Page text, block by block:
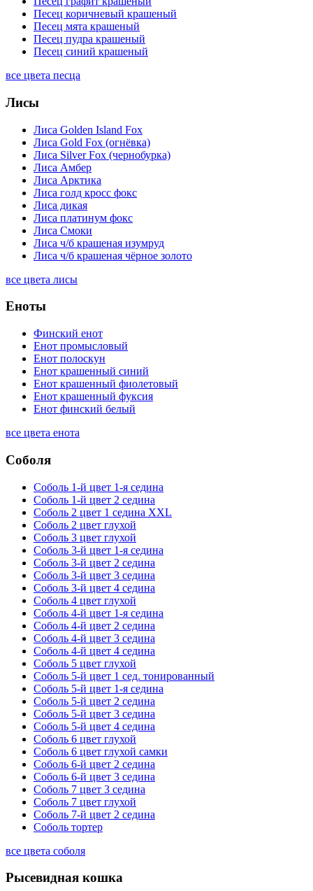
Песец коричневый крашеный
Песец мята крашеный
Песец пудра крашеный
Песец синий крашеный
все цвета песца
Лисы
Лиса Golden Island Fox
Лиса Gold Fox (огнёвка)
Лиса Silver Fox (чернобурка)
Лиса Амбер
Лиса Арктика
Лиса голд кросс фокс
Лиса дикая
Лиса платинум фокс
Лиса Смоки
Лиса ч/б крашеная изумруд
Лиса ч/б крашеная чёрное золото
все цвета лисы
Еноты
Финский енот
Енот промысловый
Енот полоскун
Енот крашенный синий
Енот крашенный фиолетовый
Енот крашенный фуксия
Енот финский белый
все цвета енота
Соболя
Соболь 1-й цвет 1-я седина
Соболь 1-й цвет 2 седина
Соболь 2 цвет 1 седина XXL
Соболь 2 цвет глухой
Соболь 3 цвет глухой
Соболь 3-й цвет 1-я седина
Соболь 3-й цвет 2 седина
Соболь 3-й цвет 3 седина
Соболь 3-й цвет 4 седина
Соболь 4 цвет глухой
Соболь 4-й цвет 1-я седина
Соболь 4-й цвет 2 седина
Соболь 4-й цвет 3 седина
Соболь 4-й цвет 4 седина
Соболь 5 цвет глухой
Соболь 5-й цвет 1 сед. тонированный
Соболь 5-й цвет 1-я седина
Соболь 5-й цвет 2 седина
Соболь 5-й цвет 3 седина
Соболь 5-й цвет 4 седина
Соболь 6 цвет глухой
Соболь 6 цвет глухой самки
Соболь 6-й цвет 2 седина
Соболь 6-й цвет 3 седина
Соболь 7 цвет 3 седина
Соболь 7 цвет глухой
Соболь 7-й цвет 2 седина
Соболь тортер
все цвета соболя
Рысевидная кошка